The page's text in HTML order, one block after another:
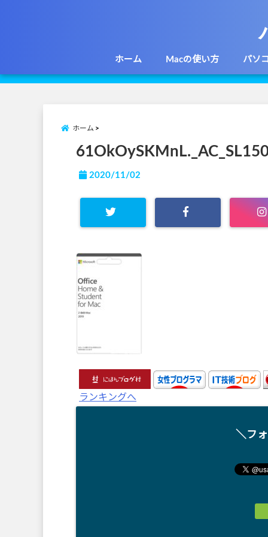
ホーム Macの使い方 パソ
ホーム
2020/11/02
ランキングへ
＼フ